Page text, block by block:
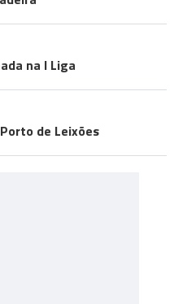
na I Liga
de Leixões